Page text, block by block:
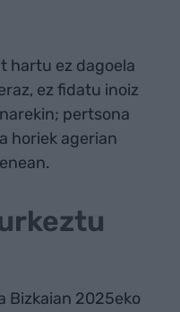
hartu ez dagoela
ez fidatu inoiz
pertsona
horiek agerian
Bizkaian 2025eko